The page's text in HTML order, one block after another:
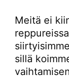
Meitä ei
sillä